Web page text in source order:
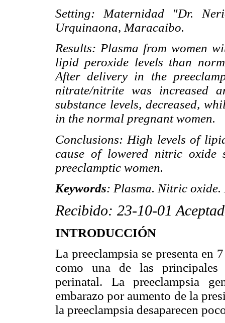
Setting: Maternidad "Dr.
Urquinaona, Maracaibo.
Results: Plasma from women
lipid peroxide levels than
After delivery in the
nitrate/nitrite was increased
substance levels, decreased,
in the normal pregnant women.
Conclusions: High levels of
cause of lowered nitric oxide
preeclamptic women.
Keywords: Plasma. Nitric oxide.
Recibido: 23-10-01
INTRODUCCIÓN
La preeclampsia se presenta en
como una de las principales
perinatal. La preeclampsia
embarazo por aumento de la
la preeclampsia desaparecen